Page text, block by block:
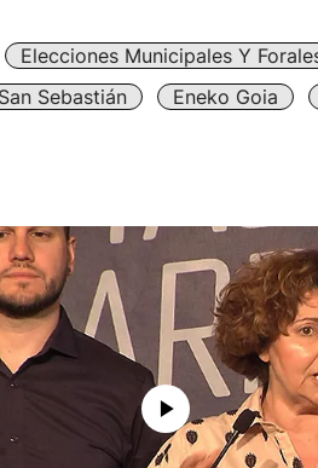
Elecciones Municipales Y
Sebastián
Eneko Goia